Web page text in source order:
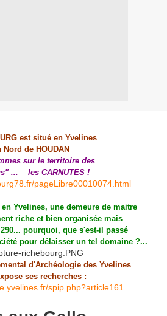
est situé en Yvelines
Nord de HOUDAN
sur le territoire des
...
les CARNUTES !
pageLibre00010074.html
Yvelines, une demeure de maitre
riche et bien organisée mais
pourquoi, que s'est-il passé
pour délaisser un tel domaine ?...
d'Archéologie des Yvelines
ses recherches :
spip.php?article161